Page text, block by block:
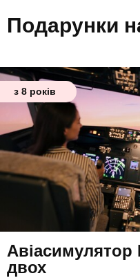
Подарунки
з 8 років
Авіасимулятор
двох